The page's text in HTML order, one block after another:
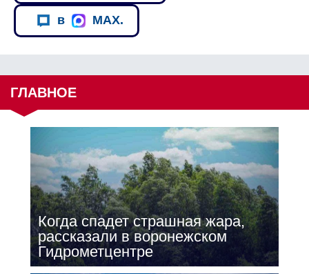
в MAX.
ГЛАВНОЕ
Когда спадет страшная жара,
рассказали в воронежском
Гидрометцентре